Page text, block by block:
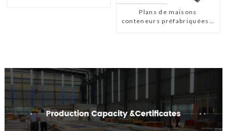
Plans de maisons
conteneurs préfabriquées à